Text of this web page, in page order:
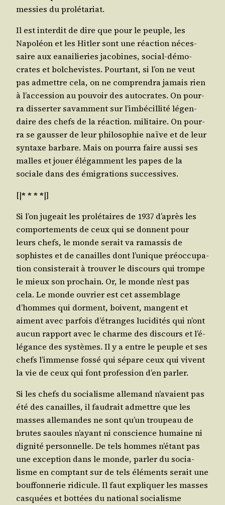
mes­sies du prolétariat.
Il est inter­dit de dire que pour le peuple, les
Napo­léon et les Hit­ler sont une réac­tion néces­
saire aux eanai­lie­ries jaco­bines, social-démo­
crates et bol­che­vistes. Pour­tant, si l’on ne veut
pas admettre cela, on ne com­pren­dra jamais rien
à l’ac­ces­sion au pou­voir des auto­crates. On pour­
ra dis­ser­ter savam­ment sur l’im­bé­cil­li­té légen­
daire des chefs de la réac­tion. mili­taire. On pour­
ra se gaus­ser de leur phi­lo­so­phie naïve et de leur
syn­taxe bar­bare. Mais on pour­ra faire aus­si ses
malles et jouer élé­gam­ment les papes de la
sociale dans des émi­gra­tions successives.
[|* * * *|]
Si l’on jugeait les pro­lé­taires de 1937 d’a­près les
com­por­te­ments de ceux qui se donnent pour
leurs chefs, le monde serait va ramas­sis de
sophistes et de canailles dont l’u­nique pré­oc­cu­pa­
tion consis­te­rait à trou­ver le dis­cours qui trompe
le mieux son pro­chain. Or, le monde n’est pas
cela. Le monde ouvrier est cet assem­blage
d’hommes qui dorment, boivent, mangent et
aiment avec par­fois d’é­tranges luci­di­tés qui n’ont
aucun rap­port avec le charme des dis­cours et l’é­
lé­gance des sys­tèmes. Il y a entre le peuple et ses
chefs l’im­mense fos­sé qui sépare ceux qui vivent
la vie de ceux qui font pro­fes­sion d’en parler.
Si les chefs du socia­lisme alle­mand n’a­vaient pas
été des canailles, il fau­drait admettre que les
masses alle­mandes ne sont qu’un trou­peau de
brutes saoules n’ayant ni conscience humaine ni
digni­té per­son­nelle. De tels hommes n’é­tant pas
une excep­tion dans le monde, par­ler du socia­
lisme en comp­tant sur de tels élé­ments serait une
bouf­fon­ne­rie ridi­cule. Il faut expli­quer les masses
cas­quées et bot­tées du natio­nal socia­lisme